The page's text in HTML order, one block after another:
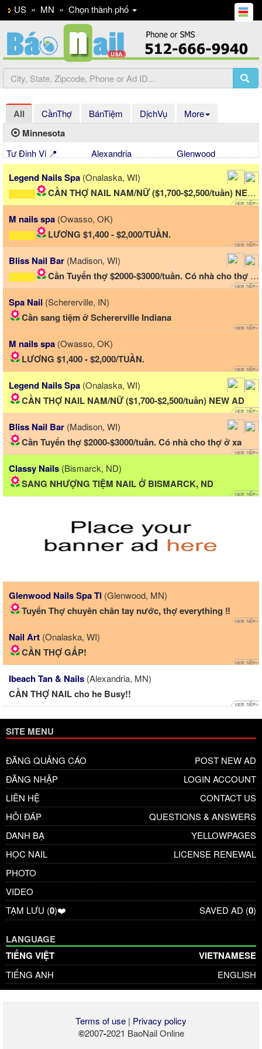
US » MN » Chọn thành phố
All CầnThợ BánTiệm DịchVụ More
Minnesota
Tự Định Vị 📍 Alexandria Glenwood
Legend Nails Spa (Onalaska, WI)
CẦN THỢ NAIL NAM/NỮ ($1,700-$2,500/tuần) NEW AD
M nails spa (Owasso, OK)
LƯƠNG $1,400 - $2,000/TUẦN.
Bliss Nail Bar (Madison, WI)
Cần Tuyển thợ $2000-$3000/tuần. Có nhà cho thợ ở xa
Spa Nail (Schererville, IN)
Cần sang tiệm ở Schererville Indiana
M nails spa (Owasso, OK)
LƯƠNG $1,400 - $2,000/TUẦN.
Legend Nails Spa (Onalaska, WI)
CẦN THỢ NAIL NAM/NỮ ($1,700-$2,500/tuần) NEW AD
Bliss Nail Bar (Madison, WI)
Cần Tuyển thợ $2000-$3000/tuần. Có nhà cho thợ ở xa
Classy Nails (Bismarck, ND)
SANG NHƯỢNG TIỆM NAIL Ở BISMARCK, ND
Glenwood Nails Spa Tl (Glenwood, MN)
Tuyển Thợ chuyên chân tay nước, thợ everything ‼️
Nail Art (Onalaska, WI)
CẦN THỢ GẤP!
Ibeach Tan & Nails (Alexandria, MN)
CẦN THỢ NAIL cho he Busy!!
SITE MENU
ĐĂNG QUẢNG CÁO
POST NEW AD
ĐĂNG NHẬP
LOGIN ACCOUNT
LIÊN HỆ
CONTACT US
HỎI ĐÁP
QUESTIONS & ANSWERS
DANH BẠ
YELLOWPAGES
HỌC NAIL
LICENSE RENEWAL
PHOTO
VIDEO
TẠM LƯU (0)❤️ SAVED AD (0)
LANGUAGE
TIẾNG VIỆT
VIETNAMESE
TIẾNG ANH ENGLISH
Terms of use | Privacy policy
©2007-2021 BaoNail Online